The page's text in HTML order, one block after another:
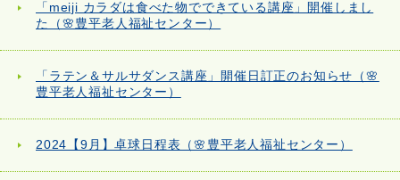
「meiji カラダは食べた物でできている講座」開催しまし
た（🌸豊平老人福祉センター）
「ラテン＆サルサダンス講座」開催日訂正のお知らせ（🌸
豊平老人福祉センター）
2024【9月】卓球日程表（🌸豊平老人福祉センター）